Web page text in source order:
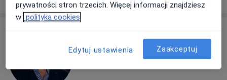
prywatności stron trzecich. Więcej informacji znajdziesz
w polityka cookies
Edytuj ustawienia Zaakceptuj